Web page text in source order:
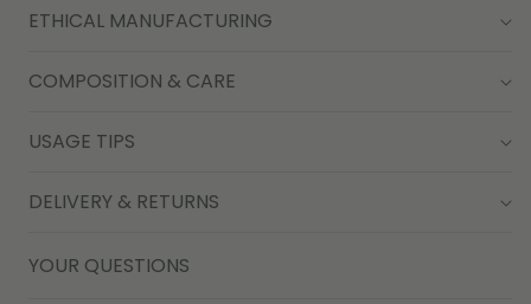
ETHICAL MANUFACTURING
COMPOSITION & CARE
USAGE TIPS
DELIVERY & RETURNS
YOUR QUESTIONS